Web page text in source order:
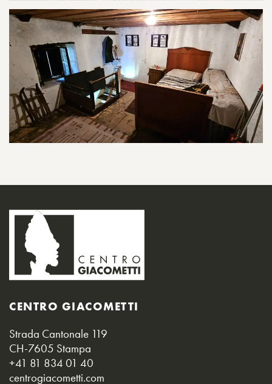
CENTRO GIACOMETTI
Strada Cantonale 119
CH-7605 Stampa
+41 81 834 01 40
centrogiacometti.com